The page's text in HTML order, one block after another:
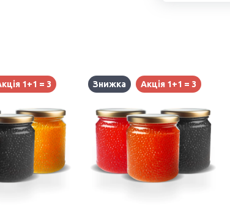
1+1 = 3 Знижка Акція 1+1 = 3